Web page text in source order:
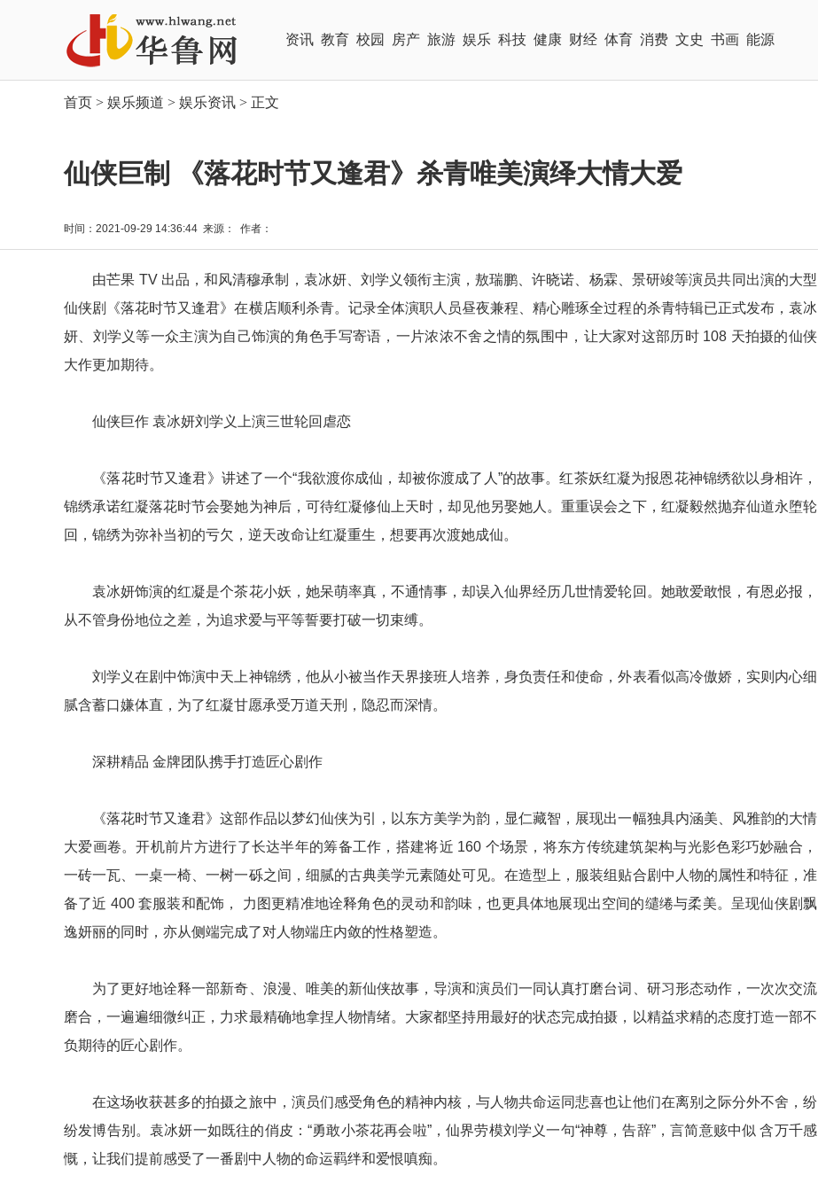
资讯 教育 校园 房产 旅游 娱乐 科技 健康 财经 体育 消费 文史 书画 能源
首页 > 娱乐频道 > 娱乐资讯 > 正文
仙侠巨制 《落花时节又逢君》杀青唯美演绎大情大爱
时间：2021-09-29 14:36:44 来源： 作者：
由芒果 TV 出品，和风清穆承制，袁冰妍、刘学义领衔主演，敖瑞鹏、许晓诺、杨霖、景研竣等演员共同出演的大型
仙侠剧《落花时节又逢君》在横店顺利杀青。记录全体演职人员昼夜兼程、精心雕琢全过程的杀青特辑已正式发布，袁冰
妍、刘学义等一众主演为自己饰演的角色手写寄语，一片浓浓不舍之情的氛围中，让大家对这部历时 108 天拍摄的仙侠
大作更加期待。
仙侠巨作 袁冰妍刘学义上演三世轮回虐恋
《落花时节又逢君》讲述了一个“我欲渡你成仙，却被你渡成了人”的故事。红茶妖红凝为报恩花神锦绣欲以身相许，
锦绣承诺红凝落花时节会娶她为神后，可待红凝修仙上天时，却见他另娶她人。重重误会之下，红凝毅然抛弃仙道永堕轮
回，锦绣为弥补当初的亏欠，逆天改命让红凝重生，想要再次渡她成仙。
袁冰妍饰演的红凝是个茶花小妖，她呆萌率真，不通情事，却误入仙界经历几世情爱轮回。她敢爱敢恨，有恩必报，
从不管身份地位之差，为追求爱与平等誓要打破一切束缚。
刘学义在剧中饰演中天上神锦绣，他从小被当作天界接班人培养，身负责任和使命，外表看似高冷傲娇，实则内心细
腻含蓄口嫌体直，为了红凝甘愿承受万道天刑，隐忍而深情。
深耕精品 金牌团队携手打造匠心剧作
《落花时节又逢君》这部作品以梦幻仙侠为引，以东方美学为韵，显仁藏智，展现出一幅独具内涵美、风雅韵的大情
大爱画卷。开机前片方进行了长达半年的筹备工作，搭建将近 160 个场景，将东方传统建筑架构与光影色彩巧妙融合，
一砖一瓦、一桌一椅、一树一砾之间，细腻的古典美学元素随处可见。在造型上，服装组贴合剧中人物的属性和特征，准
备了近 400 套服装和配饰， 力图更精准地诠释角色的灵动和韵味，也更具体地展现出空间的缱绻与柔美。呈现仙侠剧飘
逸妍丽的同时，亦从侧端完成了对人物端庄内敛的性格塑造。
为了更好地诠释一部新奇、浪漫、唯美的新仙侠故事，导演和演员们一同认真打磨台词、研习形态动作，一次次交流
磨合，一遍遍细微纠正，力求最精确地拿捏人物情绪。大家都坚持用最好的状态完成拍摄，以精益求精的态度打造一部不
负期待的匠心剧作。
在这场收获甚多的拍摄之旅中，演员们感受角色的精神内核，与人物共命运同悲喜也让他们在离别之际分外不舍，纷
纷发博告别。袁冰妍一如既往的俏皮：“勇敢小茶花再会啦”，仙界劳模刘学义一句“神尊，告辞”，言简意赅中似 含万千感
慨，让我们提前感受了一番剧中人物的命运羁绊和爱恨嗔痴。